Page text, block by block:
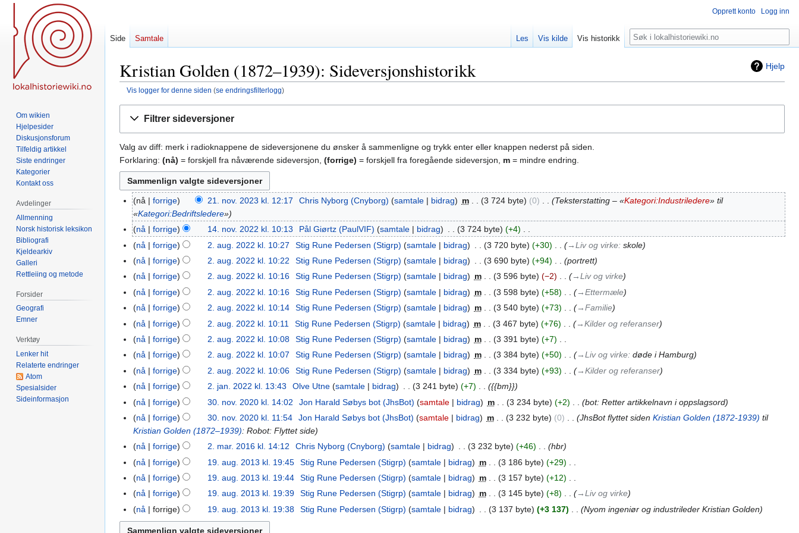
Hjelp
Kristian Golden (1872–1939): Sideversjonshistorikk
Vis logger for denne siden (se endringsfilterlogg)
Filtrer sideversjoner
Valg av diff: merk i radioknappene de sideversjonene du ønsker å sammenligne og trykk enter eller knappen nederst på siden.
Forklaring: (nå) = forskjell fra nåværende sideversjon, (forrige) = forskjell fra foregående sideversjon, m = mindre endring.
21.
nov.
2023
nå forrige 21. nov. 2023 kl. 12:17 Chris Nyborg (Cnyborg) samtale bidrag m 3 724 byte 0 Teksterstatting – «Kategori:Industriledere» til
«Kategori:Bedriftsledere»
14.
nov.
2022
nå forrige 14. nov. 2022 kl. 10:13 Pål Giørtz (PaulVIF) samtale bidrag 3 724 byte +4
I
g
e
n
r
e
i
g
e
r
i
g
f
o
r
k
a
r
2.
aug.
2022
nå forrige 2. aug. 2022 kl. 10:27 Stig Rune Pedersen (Stigrp) samtale bidrag 3 720 byte +30 →‎Liv og virke: skole
nå
forrige 2. aug. 2022 kl. 10:22 Stig Rune Pedersen (Stigrp) samtale bidrag 3 690 byte +94
portrett
nå
forrige 2. aug. 2022 kl. 10:16 Stig Rune Pedersen (Stigrp) samtale bidrag m 3 596 byte −2
→‎Liv og virke
nå
forrige 2. aug. 2022 kl. 10:16 Stig Rune Pedersen (Stigrp) samtale bidrag m 3 598 byte +58
→‎Ettermæle
nå
forrige 2. aug. 2022 kl. 10:14 Stig Rune Pedersen (Stigrp) samtale bidrag m 3 540 byte +73
→‎Familie
nå
forrige 2. aug. 2022 kl. 10:11 Stig Rune Pedersen (Stigrp) samtale bidrag m 3 467 byte +76
→‎Kilder og referanser
nå
forrige 2. aug. 2022 kl. 10:08 Stig Rune Pedersen (Stigrp) samtale bidrag m 3 391 byte +7
I
g
e
n
r
e
d
g
e
r
i
n
nå forrige 2. aug. 2022 kl. 10:07 Stig Rune Pedersen (Stigrp) samtale bidrag m 3 384 byte +50 →‎Liv og virke: døde i Hamburg
nå
forrige 2. aug. 2022 kl. 10:06 Stig Rune Pedersen (Stigrp) samtale bidrag m 3 334 byte +93
→‎Kilder og referanser
2.
jan.
2022
nå forrige 2. jan. 2022 kl. 13:43 Olve Utne samtale bidrag 3 241 byte +7
{{bm}}
30.
nov.
2020
nå forrige 30. nov. 2020 kl. 14:02 Jon Harald Søbys bot (JhsBot) samtale bidrag m 3 234 byte +2
bot: Retter artikkelnavn i oppslagsord
nå
forrige 30. nov. 2020 kl. 11:54 Jon Harald Søbys bot (JhsBot) samtale bidrag m 3 232 byte 0 JhsBot flyttet siden Kristian Golden (1872-1939) til
Kristian Golden (1872–1939): Robot: Flyttet side
2.
mar.
2016
nå forrige 2. mar. 2016 kl. 14:12 Chris Nyborg (Cnyborg) samtale bidrag 3 232 byte +46
hbr
19.
aug.
2013
nå forrige 19. aug. 2013 kl. 19:45 Stig Rune Pedersen (Stigrp) samtale bidrag m 3 186 byte +29
I
g
e
nå forrige 19. aug. 2013 kl. 19:44 Stig Rune Pedersen (Stigrp) samtale bidrag m 3 157 byte +12
I
g
e
nå forrige 19. aug. 2013 kl. 19:39 Stig Rune Pedersen (Stigrp) samtale bidrag m 3 145 byte +8
→‎Liv og virke
nå
forrige 19. aug. 2013 kl. 19:38 Stig Rune Pedersen (Stigrp) samtale bidrag 3 137 byte +3 137 Nyom ingeniør og industrileder Kristian Golden
Opprett konto Logg inn
Side Samtale Les Vis kilde Vis historikk Søk
Om wikien
Hjelpesider
Diskusjonsforum
Tilfeldig artikkel
Siste endringer
Kategorier
Kontakt oss
Avdelinger
Allmenning
Norsk historisk leksikon
Bibliografi
Kjeldearkiv
Galleri
Rettleiing og metode
Forsider
Geografi
Emner
Verktøy
Lenker hit
Relaterte endringer
Atom
Spesialsider
Sideinformasjon